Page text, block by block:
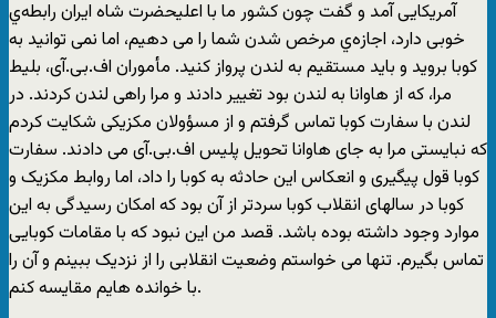
آمریکایی آمد و گفت چون کشور ما با اعلیحضرت شاه ایران رابطه‌ي
خوبی دارد، اجازه‌ي مرخص شدن شما را می دهیم، اما نمی توانید به
کوبا بروید و باید مستقیم به لندن پرواز کنید. مأموران اف.بی.آی، بلیط
مرا، که از هاوانا به لندن بود تغییر دادند و مرا راهی لندن کردند. در
لندن با سفارت کوبا تماس گرفتم و از مسؤولان مکزیکی شکایت کردم
که نبایستی مرا به جای هاوانا تحویل پلیس اف.بی.آی می دادند. سفارت
کوبا قول پیگیری و انعکاس این حادثه به کوبا را داد، اما روابط مکزیک و
کوبا در سالهای انقلاب کوبا سردتر از آن بود که امکان رسیدگی به این
موارد وجود داشته بوده باشد. قصد من این نبود که با مقامات کوبایی
تماس بگیرم. تنها می خواستم وضعیت انقلابی را از نزدیک ببینم و آن را
با خوانده هایم مقایسه کنم.